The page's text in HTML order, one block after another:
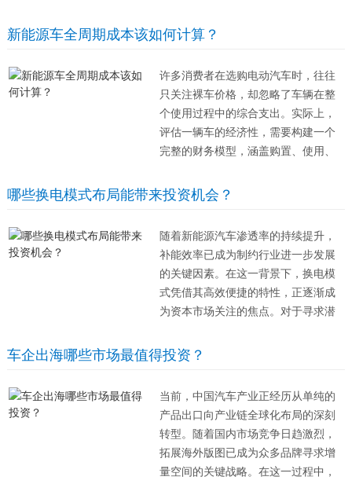
直接的经济损失。尤其是在早晚高峰
时段，每一分钟的停运都可能错过高
够在几分钟内...
新能源车全周期成本该如何计算？
许多消费者在选购电动汽车时，往往
只关注裸车价格，却忽略了车辆在整
个使用过程中的综合支出。实际上，
评估一辆车的经济性，需要构建一个
完整的财务模型，涵盖购置、使用、
真实反映财务负担。 首先是购置环
节，虽然新能源汽车免征购置税，这
高于同价位...
哪些换电模式布局能带来投资机会？
随着新能源汽车渗透率的持续提升，
补能效率已成为制约行业进一步发展
的关键因素。在这一背景下，换电模
式凭借其高效便捷的特性，正逐渐成
为资本市场关注的焦点。对于寻求潜
链中的核心布局环节至关重要，这直
接关系到资金配置的安全性与回报
盖范围是衡...
车企出海哪些市场最值得投资？
当前，中国汽车产业正经历从单纯的
产品出口向产业链全球化布局的深刻
转型。随着国内市场竞争日趋激烈，
拓展海外版图已成为众多品牌寻求增
量空间的关键战略。在这一过程中，